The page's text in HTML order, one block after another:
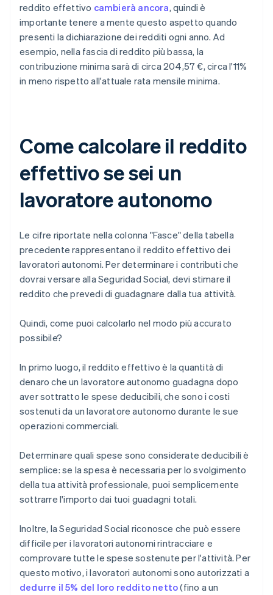
reddito effettivo cambierà ancora, quindi è
importante tenere a mente questo aspetto quando
presenti la dichiarazione dei redditi ogni anno. Ad
esempio, nella fascia di reddito più bassa, la
contribuzione minima sarà di circa 204,57 €, circa l'11%
in meno rispetto all'attuale rata mensile minima.
Come calcolare il reddito
effettivo se sei un
lavoratore autonomo
Le cifre riportate nella colonna "Fasce" della tabella
precedente rappresentano il reddito effettivo dei
lavoratori autonomi. Per determinare i contributi che
dovrai versare alla Seguridad Social, devi stimare il
reddito che prevedi di guadagnare dalla tua attività.
Quindi, come puoi calcolarlo nel modo più accurato
possibile?
In primo luogo, il reddito effettivo è la quantità di
denaro che un lavoratore autonomo guadagna dopo
aver sottratto le spese deducibili, che sono i costi
sostenuti da un lavoratore autonomo durante le sue
operazioni commerciali.
Determinare quali spese sono considerate deducibili è
semplice: se la spesa è necessaria per lo svolgimento
della tua attività professionale, puoi semplicemente
sottrarre l'importo dai tuoi guadagni totali.
Inoltre, la Seguridad Social riconosce che può essere
difficile per i lavoratori autonomi rintracciare e
comprovare tutte le spese sostenute per l'attività. Per
questo motivo, i lavoratori autonomi sono autorizzati a
dedurre il 5% del loro reddito netto(fino a un